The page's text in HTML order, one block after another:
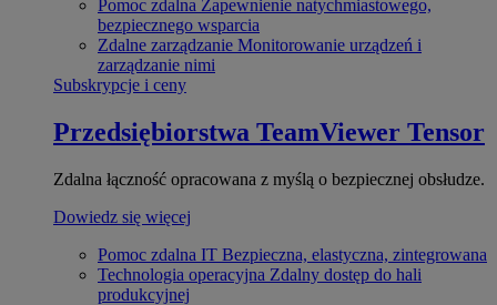
Pomoc zdalna Zapewnienie natychmiastowego,
bezpiecznego wsparcia
Zdalne zarządzanie Monitorowanie urządzeń i
zarządzanie nimi
Subskrypcje i ceny
Przedsiębiorstwa TeamViewer Tensor
Zdalna łączność opracowana z myślą o bezpiecznej obsłudze.
Dowiedz się więcej
Pomoc zdalna IT Bezpieczna, elastyczna, zintegrowana
Technologia operacyjna Zdalny dostęp do hali
produkcyjnej